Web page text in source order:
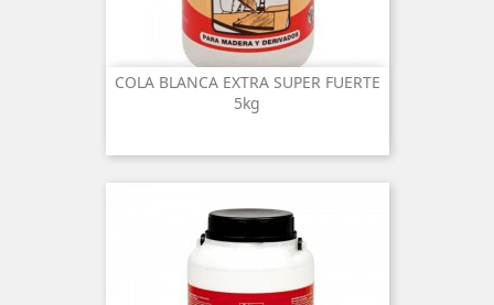
COLA BLANCA EXTRA SUPER FUERTE
5kg